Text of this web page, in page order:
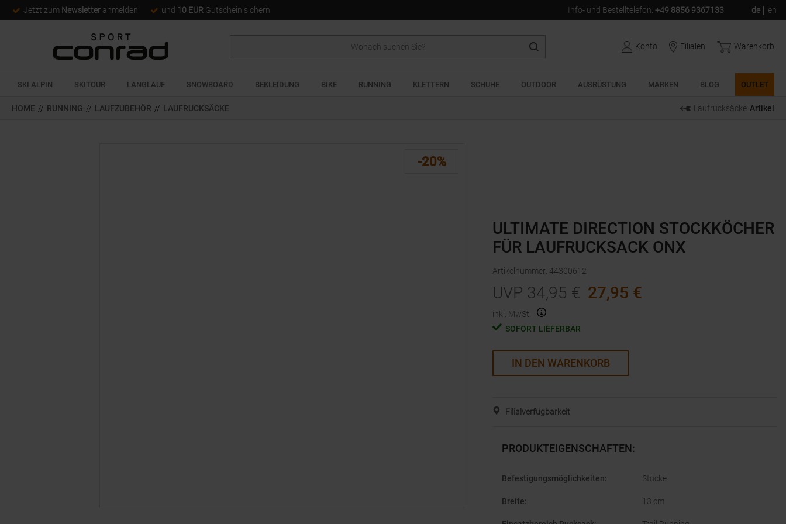
Jetzt zum Newsletter anmelden und 10 EUR Gutschein sichern Info- und Bestelltelefon: +49 8856 9367133 de en
Konto Filialen Warenkorb
SKI ALPIN SKITOUR LANGLAUF SNOWBOARD BEKLEIDUNG BIKE RUNNING KLETTERN SCHUHE OUTDOOR AUSRÜSTUNG MARKEN BLOG OUTLET
HOME // RUNNING // LAUFZUBEHÖR // LAUFRUCKSÄCKE Laufrucksäcke Artikel
-20%
ULTIMATE DIRECTION STOCKKÖCHER
FÜR LAUFRUCKSACK ONX
Artikelnummer: 44300612
UVP 34,95 € 27,95 €
inkl. MwSt.
SOFORT LIEFERBAR
IN DEN WARENKORB
Filialverfügbarkeit
PRODUKTEIGENSCHAFTEN:
Befestigungsmöglichkeiten: Stöcke
Breite: 13 cm